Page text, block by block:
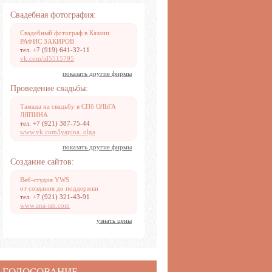
Свадебная фотография:
Свадебный фотограф в Казани
РАФИС ЗАКИРОВ
тел. +7 (919) 641-32-11
vk.com/id5515795
показать другие фирмы
Проведение свадьбы:
Тамада на свадьбу в СПб ОЛЬГА
ЛЯПИНА
тел. +7 (921) 387-75-44
www.vk.com/lyapina_olga
показать другие фирмы
Создание сайтов:
Веб-студия YWS
от создания до поддержки
тел. +7 (921) 321-43-91
www.ana-sm.com
узнать цены